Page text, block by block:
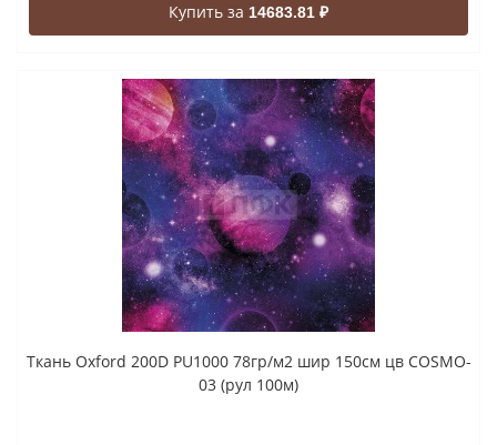
Купить за 14683.81 ₽
Ткань Oxford 200D PU1000 78гр/м2 шир 150см цв COSMO-
03 (рул 100м)